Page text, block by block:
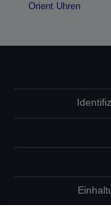
Orient Uhren